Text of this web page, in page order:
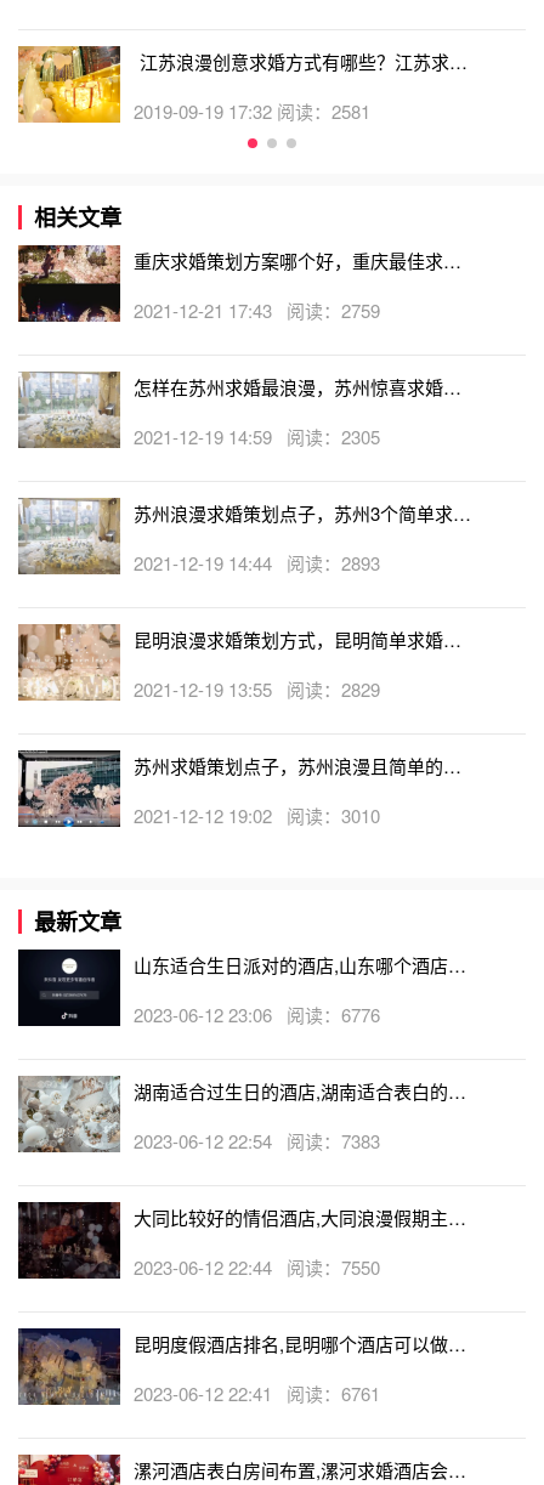
江苏浪漫创意求婚方式有哪些？江苏求婚
2019-09-19 17:32 阅读：2581
相关文章
重庆求婚策划方案哪个好，重庆最佳求婚
2021-12-21 17:43 阅读：2759
怎样在苏州求婚最浪漫，苏州惊喜求婚策
2021-12-19 14:59 阅读：2305
苏州浪漫求婚策划点子，苏州3个简单求婚
2021-12-19 14:44 阅读：2893
昆明浪漫求婚策划方式，昆明简单求婚点
2021-12-19 13:55 阅读：2829
苏州求婚策划点子，苏州浪漫且简单的求
2021-12-12 19:02 阅读：3010
最新文章
山东适合生日派对的酒店,山东哪个酒店有
2023-06-12 23:06 阅读：6776
湖南适合过生日的酒店,湖南适合表白的酒
2023-06-12 22:54 阅读：7383
大同比较好的情侣酒店,大同浪漫假期主题
2023-06-12 22:44 阅读：7550
昆明度假酒店排名,昆明哪个酒店可以做求
2023-06-12 22:41 阅读：6761
漯河酒店表白房间布置,漯河求婚酒店会帮